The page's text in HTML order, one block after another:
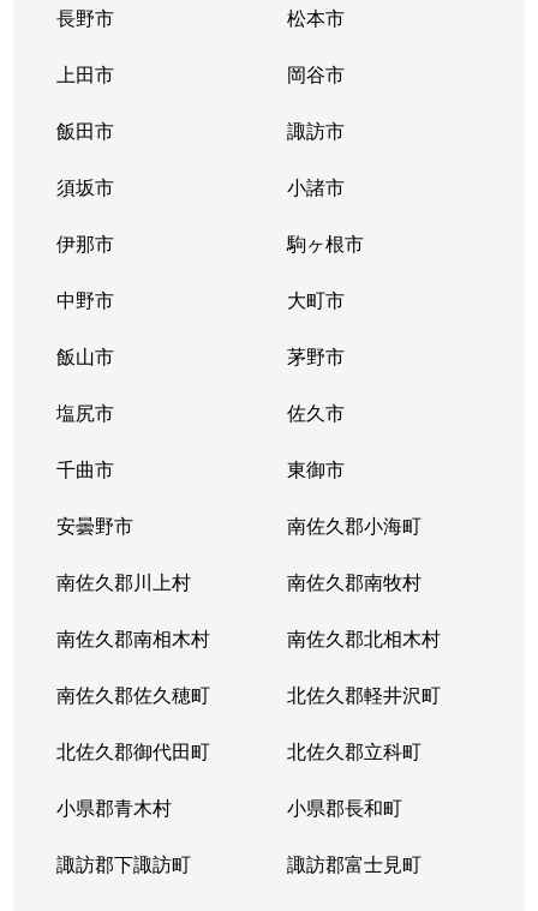
長野市 松本市
上田市 岡谷市
飯田市 諏訪市
須坂市 小諸市
伊那市 駒ヶ根市
中野市 大町市
飯山市 茅野市
塩尻市 佐久市
千曲市 東御市
安曇野市 南佐久郡小海町
南佐久郡川上村 南佐久郡南牧村
南佐久郡南相木村 南佐久郡北相木村
南佐久郡佐久穂町 北佐久郡軽井沢町
北佐久郡御代田町 北佐久郡立科町
小県郡青木村 小県郡長和町
諏訪郡下諏訪町 諏訪郡富士見町